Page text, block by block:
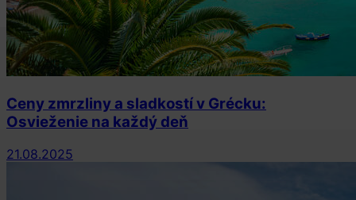
Ceny zmrzliny a sladkostí v Grécku:
Osvieženie na každý deň
21.08.2025